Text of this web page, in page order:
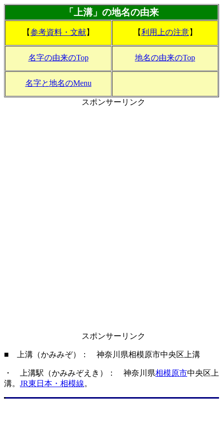
「上溝」の地名の由来
【参考資料・文献】 【利用上の注意】
名字の由来のTop 地名の由来のTop
名字と地名のMenu
スポンサーリンク
スポンサーリンク
■ 上溝（かみみぞ）： 神奈川県相模原市中央区上溝
・ 上溝駅（かみみぞえき）： 神奈川県相模原市中央区上
溝。 JR東日本・相模線。